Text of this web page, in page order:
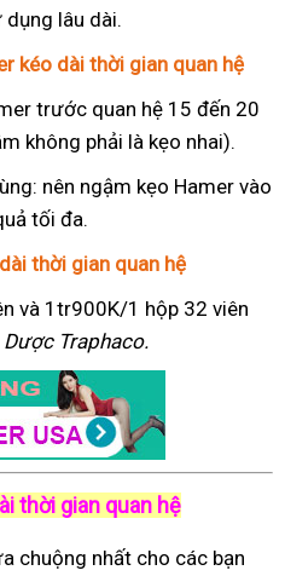
lâu dài.
kéo dài thời gian quan hệ
trước quan hệ 15 đến 20
không phải là kẹo nhai).
nên ngậm kẹo Hamer vào
tối đa.
thời gian quan hệ
và 1tr900K/1 hộp 32 viên
Dược Traphaco.
thời gian quan hệ
chuộng nhất cho các bạn